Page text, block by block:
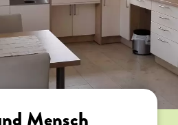
Mensch
ohne